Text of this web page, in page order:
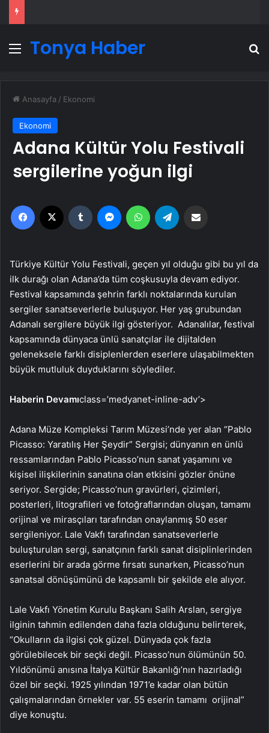
Menü
Tonya Haber
Anasayfa / Ekonomi
Ekonomi
Adana Kültür Yolu Festivali
sergilerine yoğun ilgi
Facebook Tumblr MessengerWhatsApp
Türkiye Kültür Yolu Festivali, geçen yıl olduğu gibi bu yıl da
ilk durağı olan Adana’da tüm coşkusuyla devam ediyor.
Festival kapsamında şehrin farklı noktalarında kurulan
sergiler sanatseverlerle buluşuyor. Her yaş grubundan
Adanalı sergilere büyük ilgi gösteriyor. Adanalılar, festival
kapsamında dünyaca ünlü sanatçılar ile dijitalden
geleneksele farklı disiplenlerden eserlere ulaşabilmekten
büyük mutluluk duyduklarını söylediler.
Haberin Devamıclass=’medyanet-inline-adv’>
Adana Müze Kompleksi Tarım Müzesi’nde yer alan “Pablo
Picasso: Yaratılış Her Şeydir” Sergisi; dünyanın en ünlü
ressamlarından Pablo Picasso’nun sanat yaşamını ve
kişisel ilişkilerinin sanatına olan etkisini gözler önüne
seriyor. Sergide; Picasso’nun gravürleri, çizimleri,
posterleri, litografileri ve fotoğraflarından oluşan, tamamı
orijinal ve mirasçıları tarafından onaylanmış 50 eser
sergileniyor. Lale Vakfı tarafından sanatseverlerle
buluşturulan sergi, sanatçının farklı sanat disiplinlerinden
eserlerini bir arada görme fırsatı sunarken, Picasso’nun
sanatsal dönüşümünü de kapsamlı bir şekilde ele alıyor.
Lale Vakfı Yönetim Kurulu Başkanı Salih Arslan, sergiye
ilginin tahmin edilenden daha fazla olduğunu belirterek,
“Okulların da ilgisi çok güzel. Dünyada çok fazla
görülebilecek bir seçki değil. Picasso’nun ölümünün 50.
Yıldönümü anısına İtalya Kültür Bakanlığı’nın hazırladığı
özel bir seçki. 1925 yılından 1971’e kadar olan bütün
çalışmalarından örnekler var. 55 eserin tamamı orijinal”
diye konuştu.